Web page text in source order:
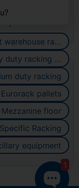
Hóc Môn, Hồ
953 088
399 55 911
Smart warehouse racking systems
Heavy duty racking systems
duty racking
Eurorack pallets
Mezzanine floor
Specific Racking
equipment
1